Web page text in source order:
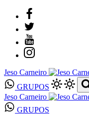
Jeso Carneiro
GRUPOS
Jeso Carneiro
GRUPOS